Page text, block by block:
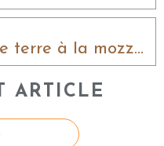
Gâteau de pommes de terre à la mozzarella
ARTICLE